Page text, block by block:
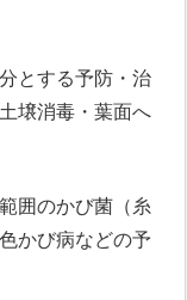
とする予防・治
壌消毒・葉面へ
囲のかび菌（糸
かび病などの予